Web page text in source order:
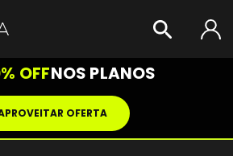
OFFNOS PLANOS
OFERTA